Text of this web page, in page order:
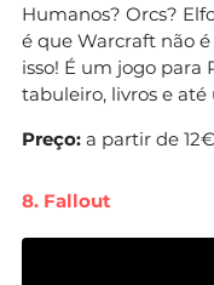
Humanos? Orcs?
é que Warcraft não
isso! É um jogo para
tabuleiro, livros e
Preço: a partir de 12€
8. Fallout